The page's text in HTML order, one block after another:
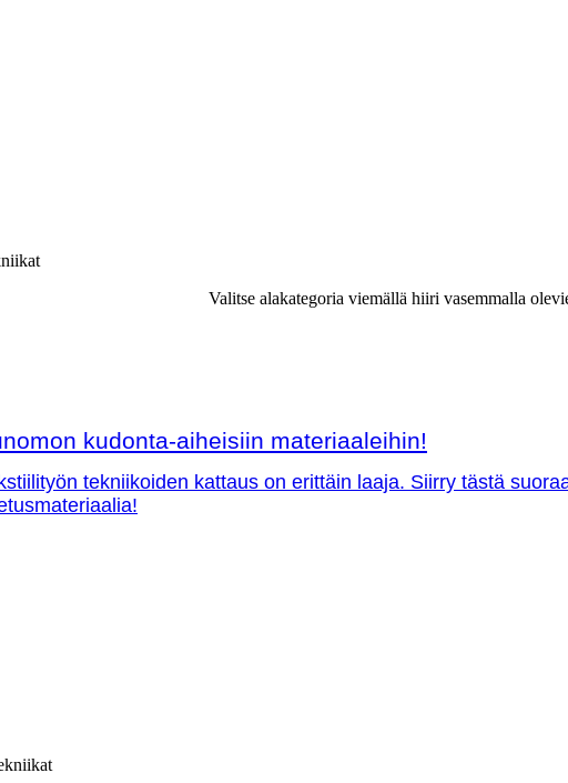
Valitse alakategoria viemällä hiiri vasemmalla
kudonta-aiheisiin materiaaleihin!
tekniikoiden kattaus on erittäin laaja. Siirry tästä